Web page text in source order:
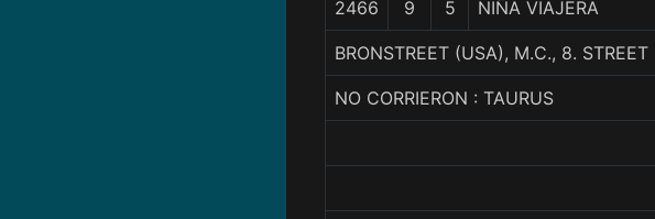
2466 9 5 NIÑA VIAJERA
BRONSTREET (USA), M.C., 8.
NO CORRIERON : TAURUS